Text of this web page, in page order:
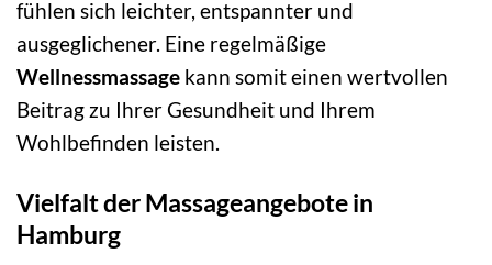
fühlen sich leichter, entspannter und
ausgeglichener. Eine regelmäßige
Wellnessmassage kann somit einen wertvollen
Beitrag zu Ihrer Gesundheit und Ihrem
Wohlbefinden leisten.
Vielfalt der Massageangebote in
Hamburg